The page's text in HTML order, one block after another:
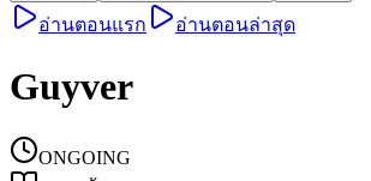
อ่านตอนแรก อ่านตอนล่าสุด
Guyver
ONGOING